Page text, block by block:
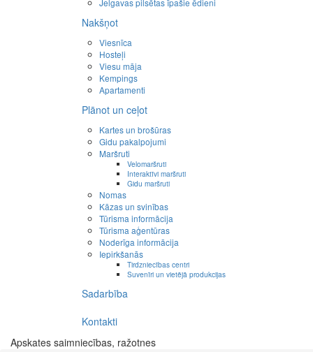
Jelgavas pilsētas īpašie ēdieni
Nakšņot
Viesnīca
Hosteļi
Viesu māja
Kempings
Apartamenti
Plānot un ceļot
Kartes un brošūras
Gidu pakalpojumi
Maršruti
Velomaršruti
Interaktīvi maršruti
Gidu maršruti
Nomas
Kāzas un svinības
Tūrisma informācija
Tūrisma aģentūras
Noderīga informācija
Iepirkšanās
Tirdzniecības centri
Suvenīri un vietējā produkcijas
Sadarbība
Kontakti
Apskates saimniecības, ražotnes